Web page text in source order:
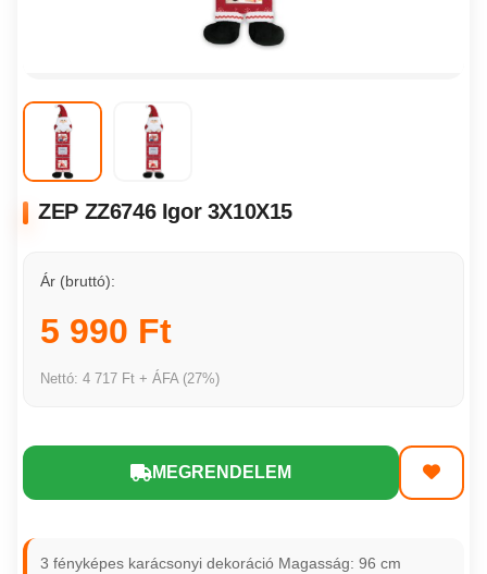
ZEP ZZ6746 Igor 3X10X15
Ár (bruttó):
5 990 Ft
Nettó: 4 717 Ft + ÁFA (27%)
MEGRENDELEM
3 fényképes karácsonyi dekoráció Magasság: 96 cm